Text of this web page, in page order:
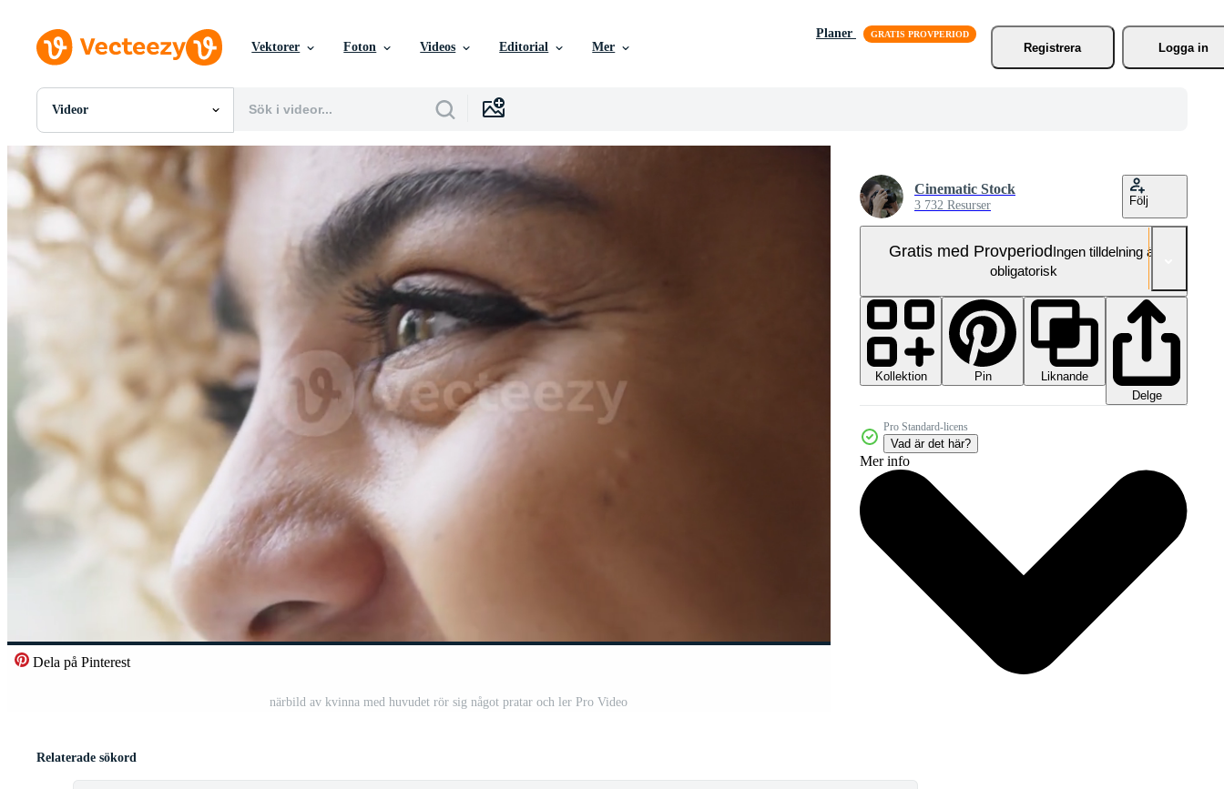
Vektorer Foton Videos Editorial Mer
Planer
Registrera
Logga in
Videor
Alla Bilder
PNGs
Mallar
Vektorer
Videor
Rörlig grafik
Redaktionella Evenemang
Dela på Pinterest
närbild av kvinna med huvudet rör sig något pratar och ler Pro Video
Cinematic Stock
3 732 Resurser Följ
Gratis med ProvperiodIngen tilldelning är
obligatorisk
Kollektion Pin
Liknande
Delge
Pro Standard-licens
Vad är det här?
Mer info
Relaterade sökord